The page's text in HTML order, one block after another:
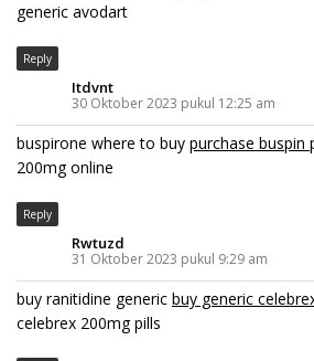
generic avodart
Reply
Itdvnt
30 Oktober 2023 pukul 12:25 am
buspirone where to buy purchase buspin
200mg online
Reply
Rwtuzd
31 Oktober 2023 pukul 9:29 am
buy ranitidine generic buy generic
celebrex 200mg pills